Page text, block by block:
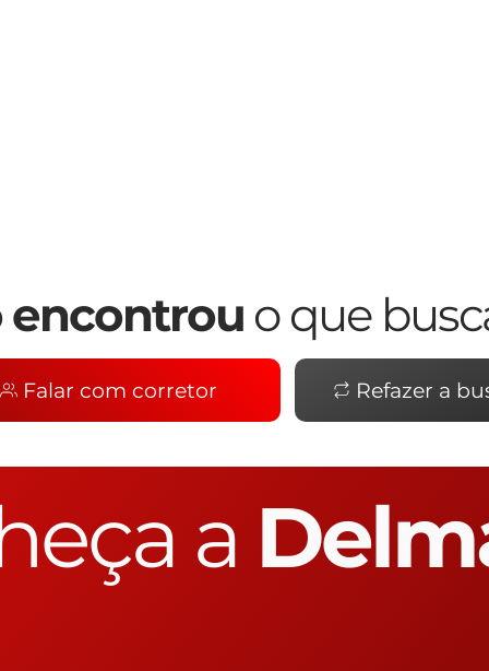
encontrou o que
Falar com corretor Refazer a
a